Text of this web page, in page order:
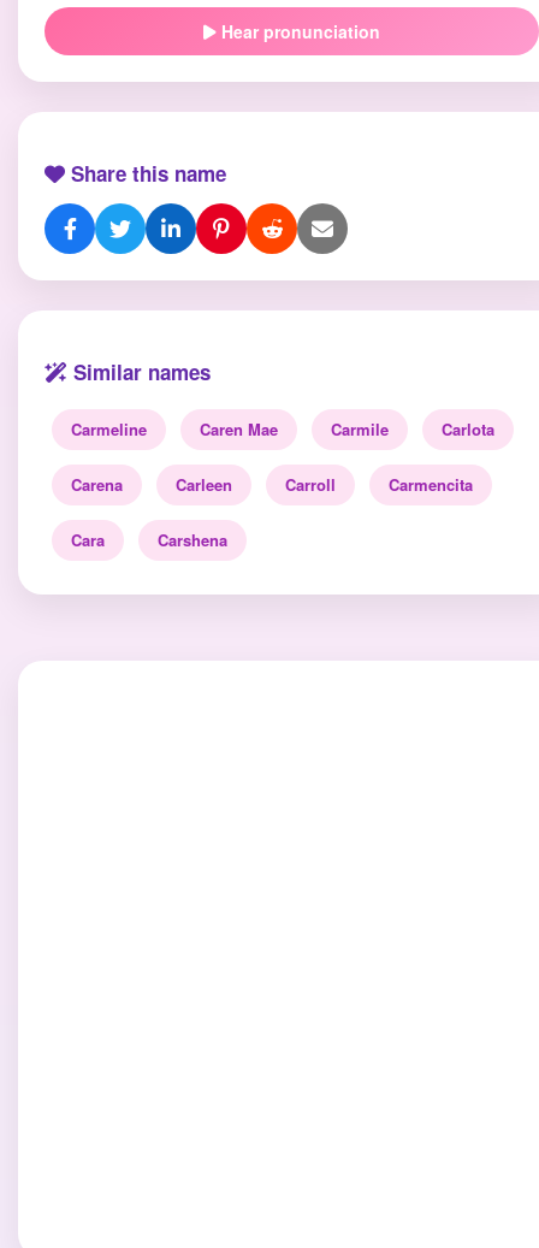
Hear pronunciation
Share this name
Similar names
Carmeline Caren Mae Carmile Carlota
Carena Carleen Carroll Carmencita
Cara Carshena